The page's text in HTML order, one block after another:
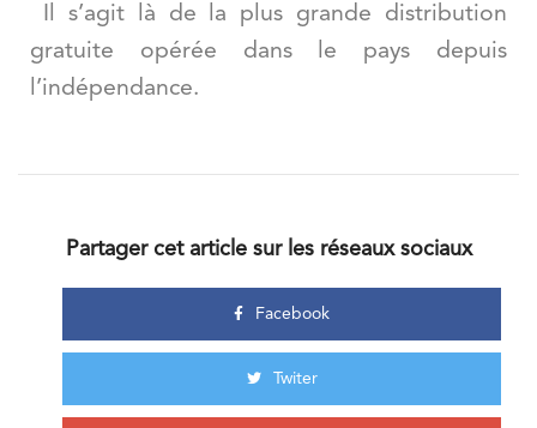
Il s’agit là de la plus grande distribution
gratuite opérée dans le pays depuis
’indépendance.
Partager cet article sur les réseaux sociaux
Facebook
Twiter